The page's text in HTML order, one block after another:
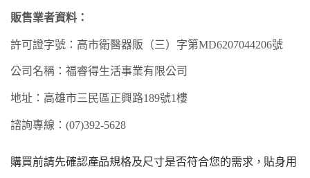
販售業者資料：
許可證字號：高市衛醫器販（三）字第MD6207044206號
公司名稱：福睿得生活事業有限公司
地址：高雄市三民 區正興路189號1樓
諮詢專線： (07)392-5628
購買前請先確認產品規格及尺寸是否符合您的需求，貼身用